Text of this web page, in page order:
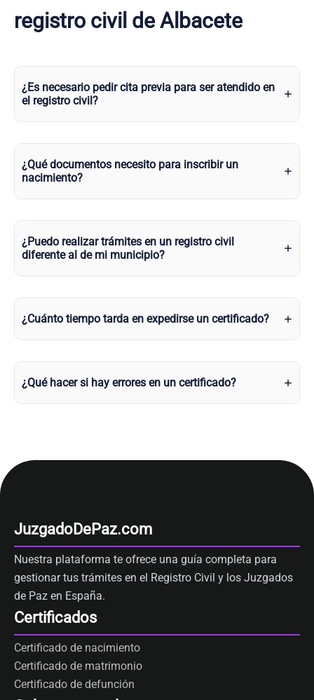
registro civil de Albacete
¿Es necesario pedir cita previa para ser atendido en
el registro civil?
¿Qué documentos necesito para inscribir un
nacimiento?
¿Puedo realizar trámites en un registro civil
diferente al de mi municipio?
¿Cuánto tiempo tarda en expedirse un certificado?
¿Qué hacer si hay errores en un certificado?
JuzgadoDePaz.com
Nuestra plataforma te ofrece una guía completa para
gestionar tus trámites en el Registro Civil y los Juzgados
de Paz en España.
Certificados
Certificado de nacimiento
Certificado de matrimonio
Certificado de defunción